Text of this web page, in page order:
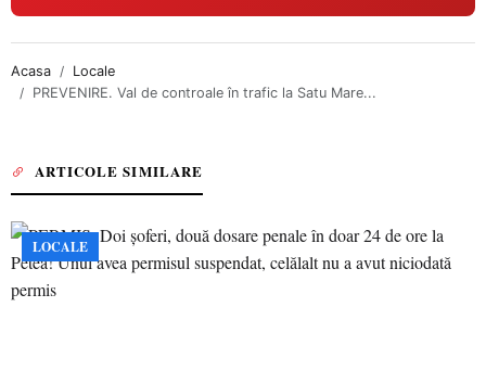
Acasa
Locale
PREVENIRE. Val de controale în trafic la Satu Mare...
ARTICOLE SIMILARE
LOCALE